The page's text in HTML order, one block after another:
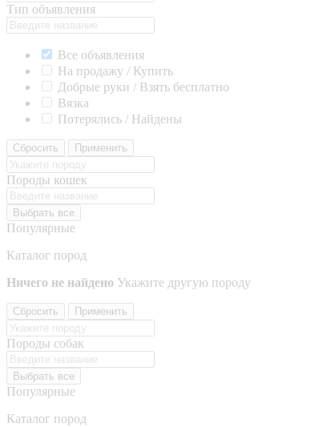
Тип объявления
Все объявления
На продажу / Купить
Добрые руки / Взять бесплатно
Вязка
Потерялись / Найдены
Сбросить Применить
Породы кошек
Выбрать все
Популярные
Каталог пород
Ничего не найдено Укажите другую породу
Сбросить Применить
Породы собак
Выбрать все
Популярные
Каталог пород